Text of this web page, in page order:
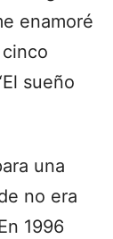
enamoré
sueño
una
no era
1996